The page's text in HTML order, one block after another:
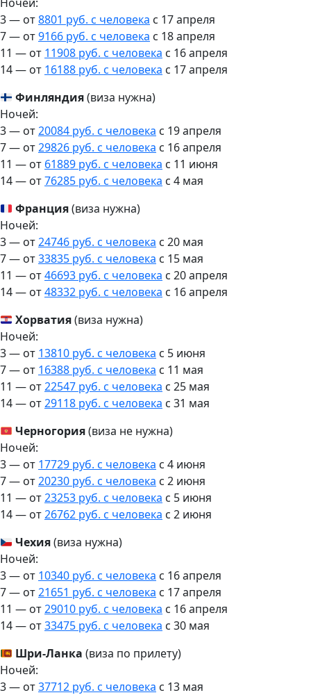
3 — от8801 руб. с человека c 17 апреля
7 — от9166 руб. с человека c 18 апреля
11 — от 11908 руб. с человека c 16 апреля
14 — от 16188 руб. с человека c 17 апреля
Финляндия(виза нужна)
Ночей:
3 — от20084 руб. с человека c 19 апреля
7 — от29826 руб. с человека c 16 апреля
11 — от 61889 руб. с человека c 11 июня
14 — от76285 руб. с человека c 4 мая
Франция(виза нужна)
Ночей:
3 — от24746 руб. с человека c 20 мая
7 — от33835 руб. с человека c 15 мая
11 — от46693 руб. с человека c 20 апреля
14 — от48332 руб. с человека c 16 апреля
Хорватия(виза нужна)
Ночей:
3 — от 13810 руб. с человека c 5 июня
7 — от 16388 руб. с человека c 11 мая
11 — от22547 руб. с человека c 25 мая
14 — от29118 руб. с человека c 31 мая
Черногория(виза не нужна)
Ночей:
3 — от 17729 руб. с человека c 4 июня
7 — от20230 руб. с человека c 2 июня
11 — от23253 руб. с человека c 5 июня
14 — от26762 руб. с человека c 2 июня
Чехия(виза нужна)
Ночей:
3 — от 10340 руб. с человека c 16 апреля
7 — от21651 руб. с человека c 17 апреля
11 — от29010 руб. с человека c 16 апреля
14 — от33475 руб. с человека c 30 мая
Шри-Ланка (виза по прилету)
Ночей:
3 — от37712 руб. с человека c 13 мая